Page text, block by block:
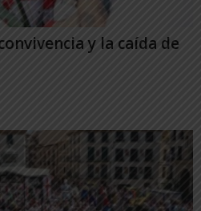
y la caída de